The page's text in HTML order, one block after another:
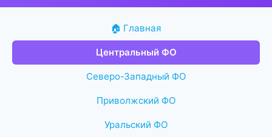
🏠 Главная
Центральный ФО
Северо-Западный ФО
Приволжский ФО
Уральский ФО